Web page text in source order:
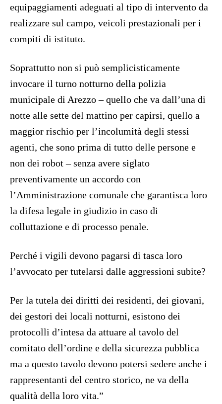
equipaggiamenti adeguati al tipo di intervento da
realizzare sul campo, veicoli prestazionali per i
compiti di istituto.
Soprattutto non si può semplicisticamente
invocare il turno notturno della polizia
municipale di Arezzo – quello che va dall’una di
notte alle sette del mattino per capirsi, quello a
maggior rischio per l’incolumità degli stessi
agenti, che sono prima di tutto delle persone e
non dei robot – senza avere siglato
preventivamente un accordo con
l’Amministrazione comunale che garantisca loro
la difesa legale in giudizio in caso di
colluttazione e di processo penale.
Perché i vigili devono pagarsi di tasca loro
l’avvocato per tutelarsi dalle aggressioni subite?
Per la tutela dei diritti dei residenti, dei giovani,
dei gestori dei locali notturni, esistono dei
protocolli d’intesa da attuare al tavolo del
comitato dell’ordine e della sicurezza pubblica
ma a questo tavolo devono potersi sedere anche i
rappresentanti del centro storico, ne va della
qualità della loro vita.”